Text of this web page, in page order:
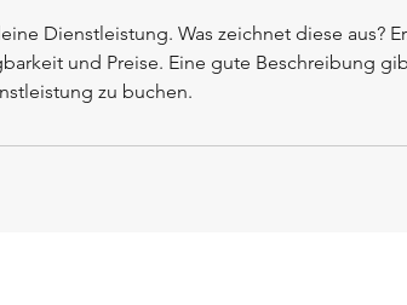
Dienstleistung. Was zeichnet diese aus?
und Preise. Eine gute Beschreibung
zu buchen.